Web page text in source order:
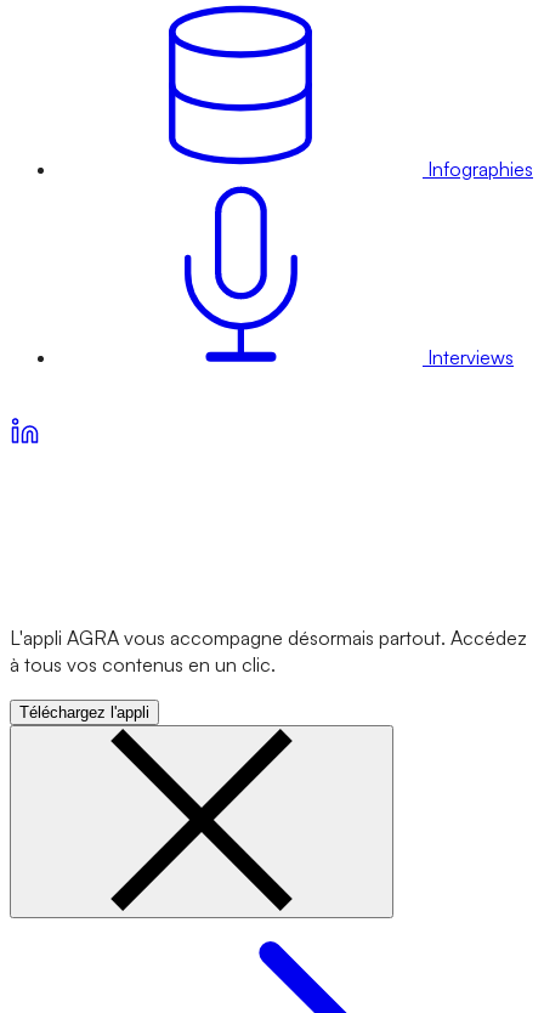
Infographies
Interviews
L'appli AGRA vous accompagne désormais partout. Accédez
à tous vos contenus en un clic.
Téléchargez l'appli